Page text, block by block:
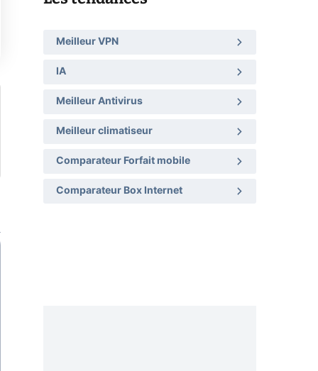
Meilleur VPN
IA
Meilleur Antivirus
Meilleur climatiseur
Comparateur Forfait mobile
Comparateur Box Internet